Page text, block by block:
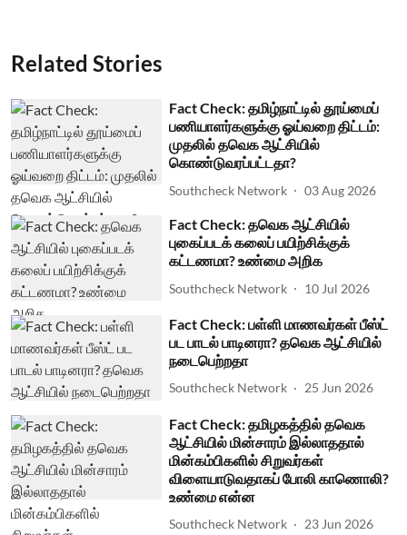
Related Stories
Fact Check: தமிழ்நாட்டில் தூய்மைப்
பணியாளர்களுக்கு ஓய்வறை திட்டம்:
முதலில் தவெக ஆட்சியில்
கொண்டுவரப்பட்டதா?
Southcheck Network 03 Aug 2026
Fact Check: தவெக ஆட்சியில்
புகைப்படக் கலைப் பயிற்சிக்குக்
கட்டணமா? உண்மை அறிக
Southcheck Network 10 Jul 2026
Fact Check: பள்ளி மாணவர்கள் பீஸ்ட்
பட பாடல் பாடினரா? தவெக ஆட்சியில்
நடைபெற்றதா
Southcheck Network 25 Jun 2026
Fact Check: தமிழகத்தில் தவெக
ஆட்சியில் மின்சாரம் இல்லாததால்
மின்கம்பிகளில் சிறுவர்கள்
விளையாடுவதாகப் போலி காணொலி?
உண்மை என்ன
Southcheck Network 23 Jun 2026